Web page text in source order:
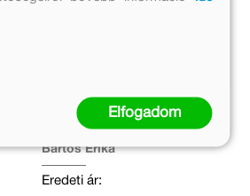
Buda tornyai
Bartos Erika
Eredeti ár:
Elfogadom